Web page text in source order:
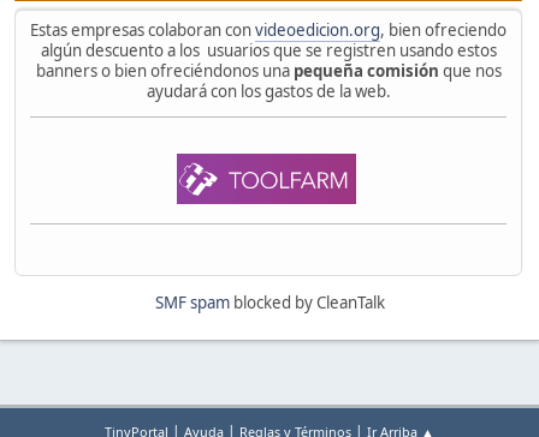
Estas empresas colaboran convideoedicion.org, bien ofreciendo
algún descuento a los usuarios que se registren usando estos
banners o bien ofreciéndonos una pequeña comisión que nos
ayudará con los gastos de la web.
SMF spamblocked by CleanTalk
TinyPortal | Ayuda | Reglas y Términos | Ir Arriba ▲